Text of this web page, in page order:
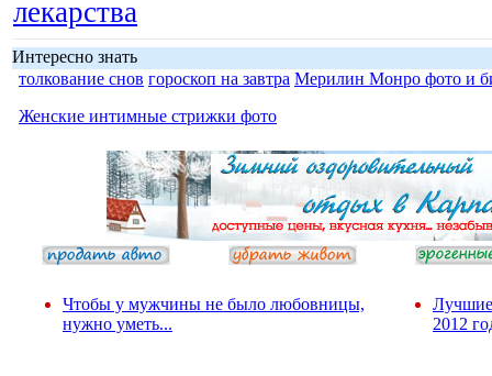
лекарства
Интересно знать
толкование снов гороскоп на завтра Мерилин Монро фото и
Женские интимные стрижки фото
Чтобы у мужчины не было любовницы,
нужно уметь...
Лучшие
2012